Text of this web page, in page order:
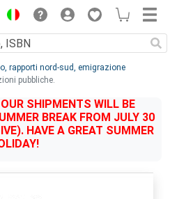
rapporti nord-sud, emigrazione
pubbliche.
SHIPMENTS WILL BE
BREAK FROM JULY 30
HAVE A GREAT SUMMER